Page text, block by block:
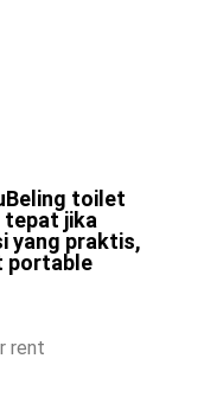
toilet
tepat jika
yang praktis,
portable